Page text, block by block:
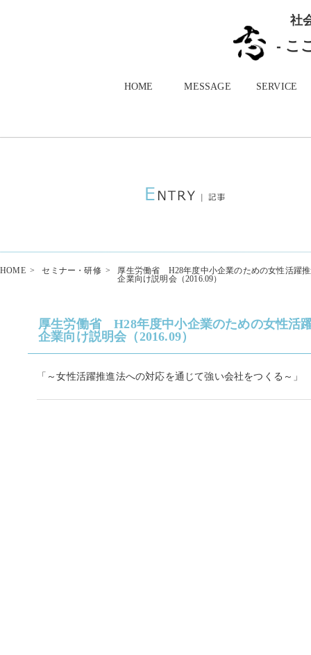
社
- こ
HOME MESSAGE SERVICE
HOME> セミナー・研修>
厚生労働省 H28年度中小企業のための女性活躍
企業向け説明会（2016.09）
厚生労働省 H28年度中小企業のための女性活
企業向け説明会（2016.09）
「～女性活躍推進法への対応を通じて強い会社をつくる～」